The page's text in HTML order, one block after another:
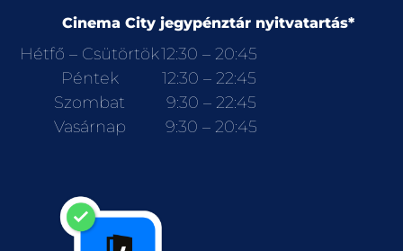
Cinema City jegypénztár nyitvatartás*
Hétfő – Csütörtök12:30 – 20:45
Péntek
12:30 – 22:45
Szombat
9:30 – 22:45
Vasárnap
9:30 – 20:45